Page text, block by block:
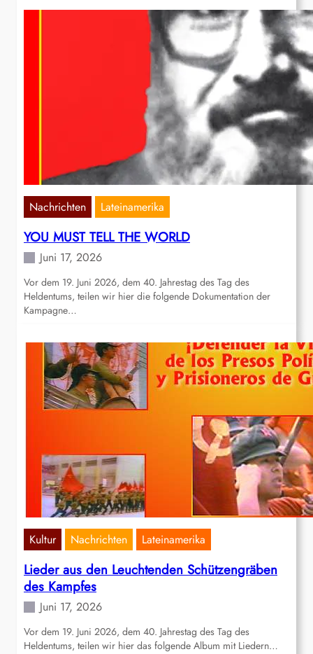
Nachrichten Lateinamerika
YOU MUST TELL THE WORLD
Juni 17, 2026
Vor dem 19. Juni 2026, dem 40. Jahrestag des Tag des
Heldentums, teilen wir hier die folgende Dokumentation der
Kampagne…
Kultur Nachrichten Lateinamerika
Lieder aus den Leuchtenden Schützengräben
des Kampfes
Juni 17, 2026
Vor dem 19. Juni 2026, dem 40. Jahrestag des Tag des
Heldentums, teilen wir hier das folgende Album mit Liedern…